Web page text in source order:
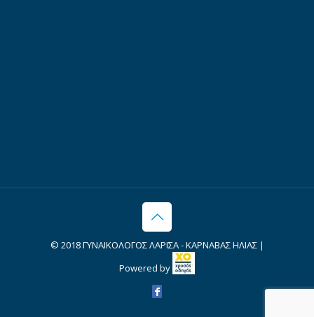
© 2018 ΓΥΝΑΙΚΟΛΟΓΟΣ ΛΑΡΙΣΑ - ΚΑΡΝΑΒΑΣ ΗΛΙΑΣ |
Powered by